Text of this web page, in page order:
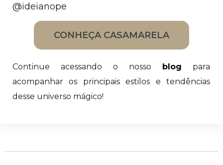
@ideianope
CONHEÇA CASAMARELA
Continue acessando o nosso blog para
acompanhar os principais estilos e tendências
desse universo mágico!